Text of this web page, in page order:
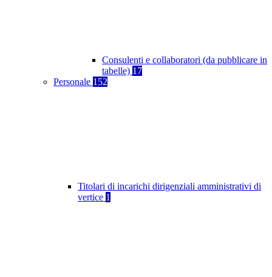
Consulenti e collaboratori (da pubblicare in
tabelle) 17
Personale 152
Titolari di incarichi dirigenziali amministrativi di
vertice 1